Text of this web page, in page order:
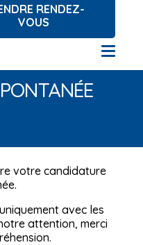
RENDEZ-
VOUS
votre candidature
avec les
attention, merci